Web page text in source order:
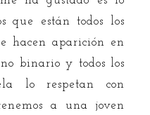
que están todos los
hacen aparición en
binario y todos los
lo respetan con
a una joven